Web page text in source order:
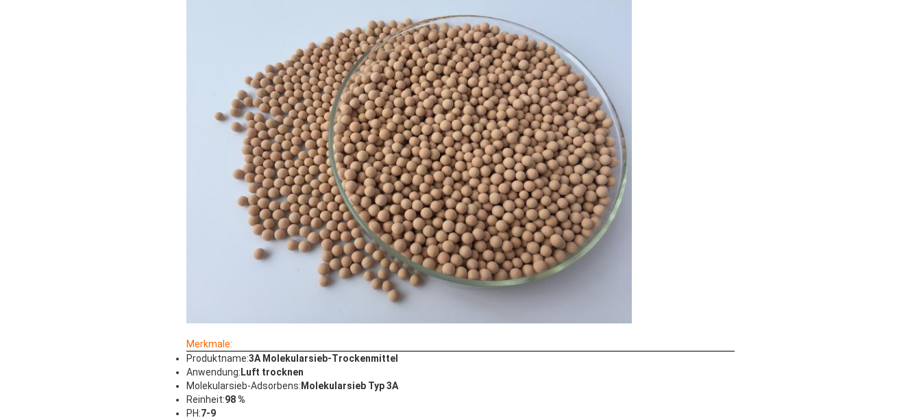
Merkmale:
Produktname:3A Molekularsieb-Trockenmittel
Anwendung: Luft trocknen
Molekularsieb-Adsorbens: Molekularsieb Typ 3A
Reinheit:98 %
PH:7-9